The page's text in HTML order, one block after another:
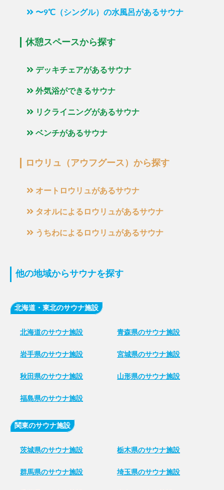
〜9℃（シングル）の水風呂があるサウナ
休憩スペースから探す
デッキチェアがあるサウナ
外気浴ができるサウナ
リクライニングがあるサウナ
ベンチがあるサウナ
ロウリュ（アウフグース）から探す
オートロウリュがあるサウナ
タオルによるロウリュがあるサウナ
うちわによるロウリュがあるサウナ
他の地域からサウナを探す
北海道・東北のサウナ施設
北海道のサウナ施設 青森県のサウナ施設
岩手県のサウナ施設 宮城県のサウナ施設
秋田県のサウナ施設 山形県のサウナ施設
福島県のサウナ施設
関東のサウナ施設
茨城県のサウナ施設 栃木県のサウナ施設
群馬県のサウナ施設 埼玉県のサウナ施設